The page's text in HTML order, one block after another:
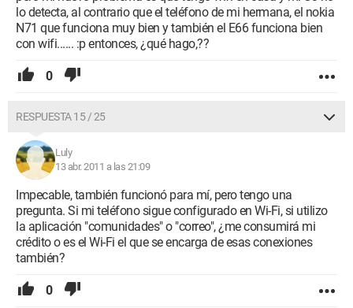
lo detecta, al contrario que el teléfono de mi hermana, el nokia
N71 que funciona muy bien y también el E66 funciona bien
con wifi...... :p entonces, ¿qué hago,??
0
RESPUESTA 15 / 25
Luly
13 abr. 2011 a las 21:09
Impecable, también funcionó para mí, pero tengo una
pregunta. Si mi teléfono sigue configurado en Wi-Fi, si utilizo
la aplicación "comunidades" o "correo", ¿me consumirá mi
crédito o es el Wi-Fi el que se encarga de esas conexiones
también?
0